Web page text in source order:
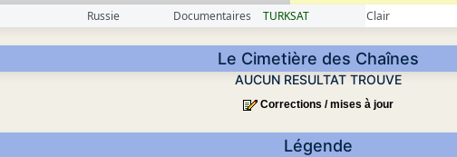
Russie Documentaires TURKSAT Clair
Le Cimetière des Chaînes
AUCUN RESULTAT TROUVE
Corrections / mises à jour
Légende